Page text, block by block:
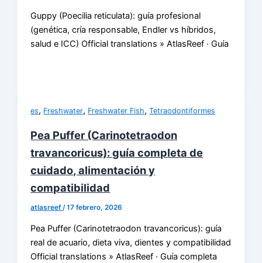
Guppy (Poecilia reticulata): guía profesional
(genética, cría responsable, Endler vs híbridos,
salud e ICC) Official translations » AtlasReef · Guía
es, Freshwater, Freshwater Fish,Tetraodontiformes
Pea Puffer (Carinotetraodon
travancoricus): guía completa de
cuidado, alimentación y
compatibilidad
atlasreef/17 febrero, 2026
Pea Puffer (Carinotetraodon travancoricus): guía
real de acuario, dieta viva, dientes y compatibilidad
Official translations » AtlasReef · Guía completa